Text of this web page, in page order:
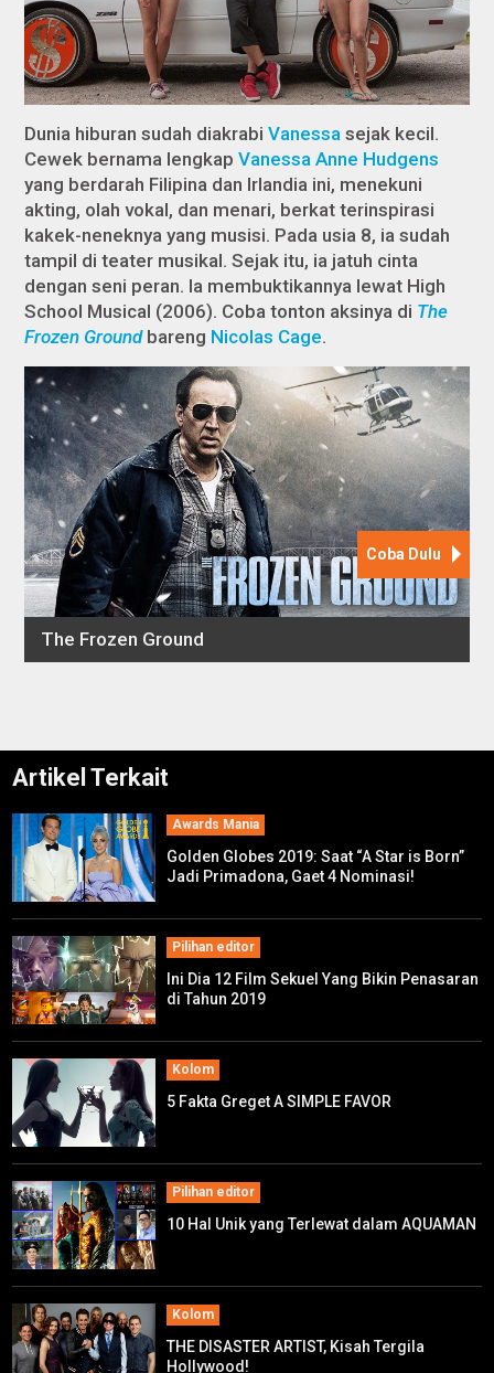
Dunia hiburan sudah diakrabiVanessa sejak kecil.
Cewek bernama lengkapVanessa Anne Hudgens
yang berdarah Filipina dan Irlandia ini, menekuni
akting, olah vokal, dan menari, berkat terinspirasi
kakek-neneknya yang musisi. Pada usia 8, ia sudah
tampil di teater musikal. Sejak itu, ia jatuh cinta
dengan seni peran. Ia membuktikannya lewat High
School Musical (2006). Coba tonton aksinya di The
Frozen Groundbareng Nicolas Cage.
Artikel Terkait
Awards Mania
Golden Globes 2019: Saat “A Star is Born”
Jadi Primadona, Gaet 4 Nominasi!
Pilihan editor
Ini Dia 12 Film Sekuel Yang Bikin Penasaran
di Tahun 2019
Kolom
5 Fakta Greget A SIMPLE FAVOR
Pilihan editor
10 Hal Unik yang Terlewat dalam AQUAMAN
Kolom
THE DISASTER ARTIST, Kisah Tergila
Hollywood!